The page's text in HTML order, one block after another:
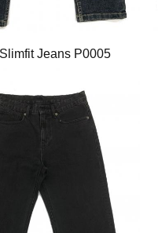
Jeans P0005